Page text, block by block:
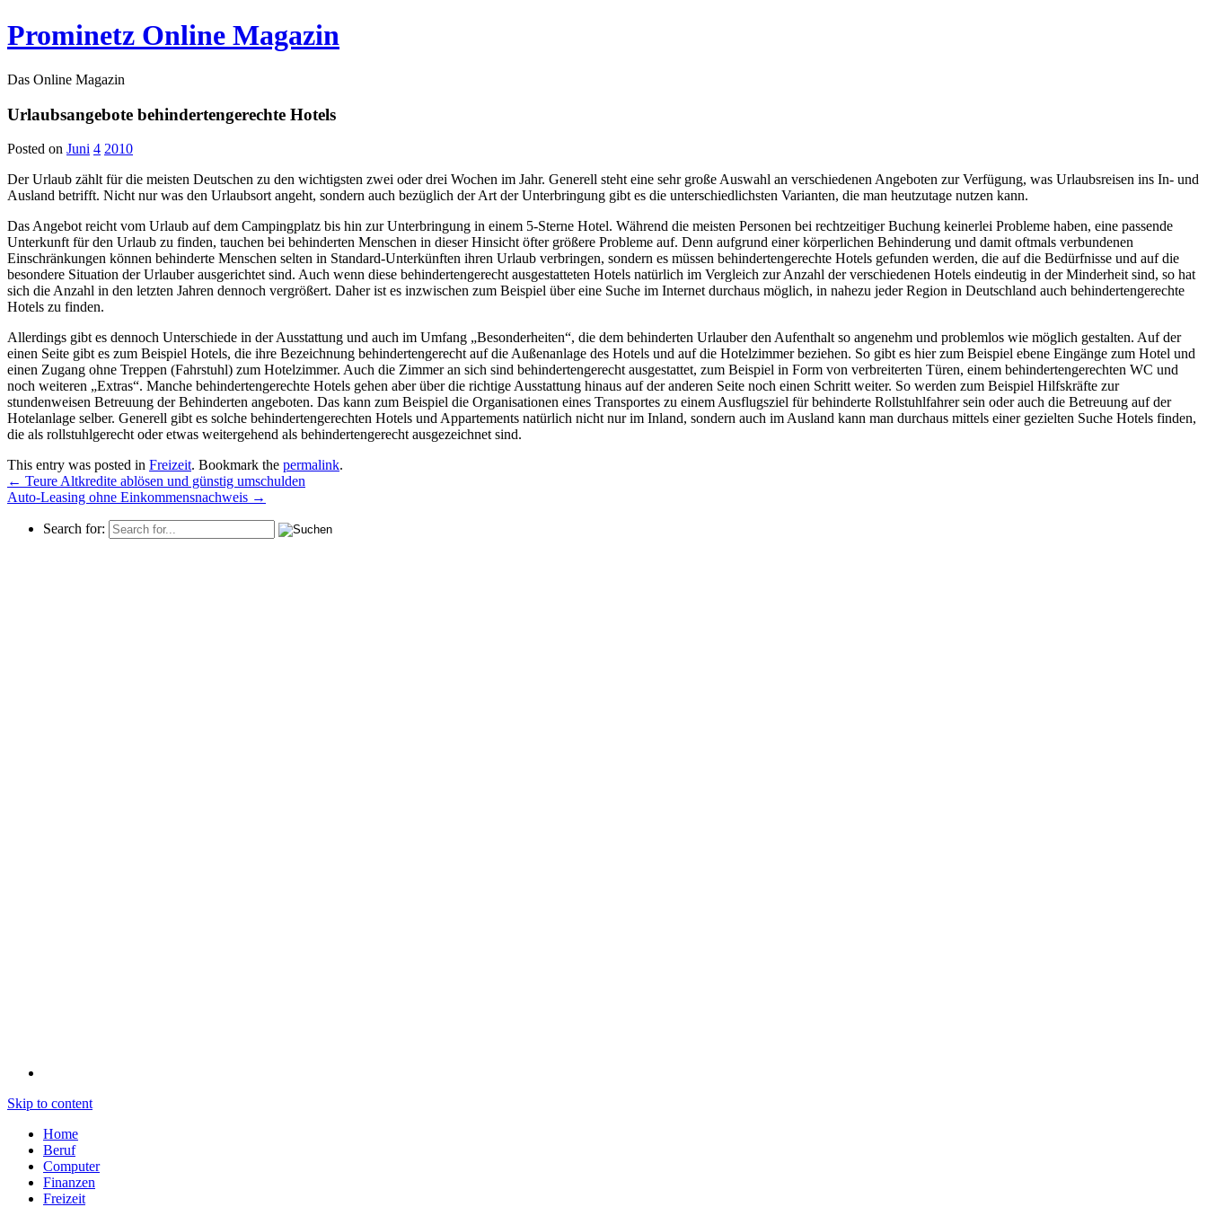
Prominetz Online Magazin
Das Online Magazin
Urlaubsangebote behindertengerechte Hotels
Posted on Juni 4 2010
Der Urlaub zählt für die meisten Deutschen zu den wichtigsten zwei oder drei Wochen im Jahr. Generell steht eine sehr große Auswahl an verschiedenen Angeboten zur Verfügung, was Urlaubsreisen ins In- und
Ausland betrifft. Nicht nur was den Urlaubsort angeht, sondern auch bezüglich der Art der Unterbringung gibt es die unterschiedlichsten Varianten, die man heutzutage nutzen kann.
Das Angebot reicht vom Urlaub auf dem Campingplatz bis hin zur Unterbringung in einem 5-Sterne Hotel. Während die meisten Personen bei rechtzeitiger Buchung keinerlei Probleme haben, eine passende
Unterkunft für den Urlaub zu finden, tauchen bei behinderten Menschen in dieser Hinsicht öfter größere Probleme auf. Denn aufgrund einer körperlichen Behinderung und damit oftmals verbundenen
Einschränkungen können behinderte Menschen selten in Standard-Unterkünften ihren Urlaub verbringen, sondern es müssen behindertengerechte Hotels gefunden werden, die auf die Bedürfnisse und auf die
besondere Situation der Urlauber ausgerichtet sind. Auch wenn diese behindertengerecht ausgestatteten Hotels natürlich im Vergleich zur Anzahl der verschiedenen Hotels eindeutig in der Minderheit sind, so hat
sich die Anzahl in den letzten Jahren dennoch vergrößert. Daher ist es inzwischen zum Beispiel über eine Suche im Internet durchaus möglich, in nahezu jeder Region in Deutschland auch behindertengerechte
Hotels zu finden.
Allerdings gibt es dennoch Unterschiede in der Ausstattung und auch im Umfang „Besonderheiten“, die dem behinderten Urlauber den Aufenthalt so angenehm und problemlos wie möglich gestalten. Auf der
einen Seite gibt es zum Beispiel Hotels, die ihre Bezeichnung behindertengerecht auf die Außenanlage des Hotels und auf die Hotelzimmer beziehen. So gibt es hier zum Beispiel ebene Eingänge zum Hotel und
einen Zugang ohne Treppen (Fahrstuhl) zum Hotelzimmer. Auch die Zimmer an sich sind behindertengerecht ausgestattet, zum Beispiel in Form von verbreiterten Türen, einem behindertengerechten WC und
noch weiteren „Extras“. Manche behindertengerechte Hotels gehen aber über die richtige Ausstattung hinaus auf der anderen Seite noch einen Schritt weiter. So werden zum Beispiel Hilfskräfte zur
stundenweisen Betreuung der Behinderten angeboten. Das kann zum Beispiel die Organisationen eines Transportes zu einem Ausflugsziel für behinderte Rollstuhlfahrer sein oder auch die Betreuung auf der
Hotelanlage selber. Generell gibt es solche behindertengerechten Hotels und Appartements natürlich nicht nur im Inland, sondern auch im Ausland kann man durchaus mittels einer gezielten Suche Hotels finden,
die als rollstuhlgerecht oder etwas weitergehend als behindertengerecht ausgezeichnet sind.
This entry was posted in Freizeit. Bookmark the permalink.
← Teure Altkredite ablösen und günstig umschulden
Auto-Leasing ohne Einkommensnachweis →
Search for:
Skip to content
Home
Beruf
Computer
Finanzen
Freizeit